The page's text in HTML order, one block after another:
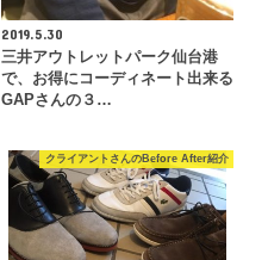
2019.5.30
三井アウトレットパーク仙台港
で、お得にコーディネート出来る
GAPさんの３…
クライアントさんのBefore After紹介